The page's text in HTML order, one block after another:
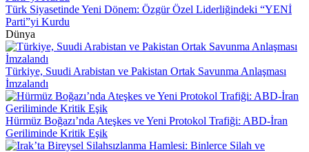
Türk Siyasetinde Yeni Dönem: Özgür Özel Liderliğindeki “YENİ
Parti”yi Kurdu
Dünya
Türkiye, Suudi Arabistan ve Pakistan Ortak Savunma Anlaşması
İmzalandı
Hürmüz Boğazı’nda Ateşkes ve Yeni Protokol Trafiği: ABD-İran
Geriliminde Kritik Eşik